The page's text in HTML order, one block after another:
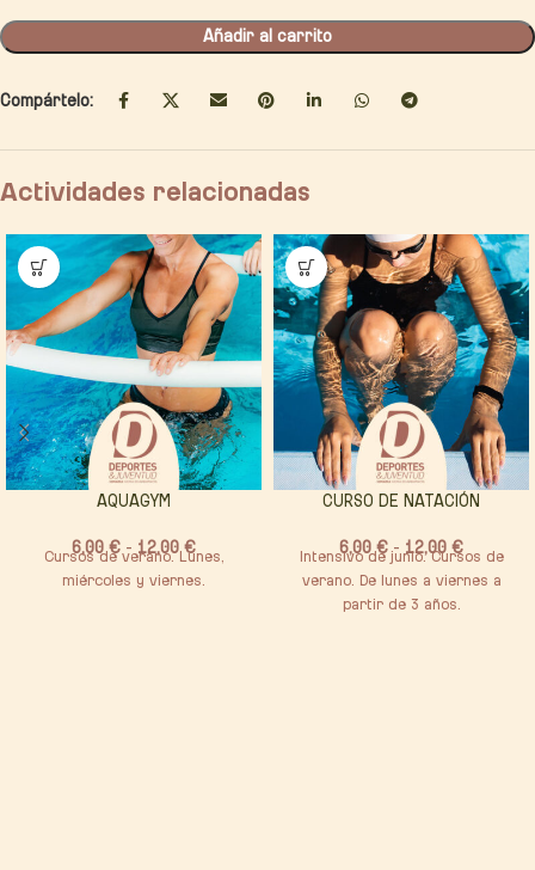
Añadir al carrito
Compártelo:
Actividades relacionadas
AQUAGYM
6,00€ - 12,00€
Cursos de verano. Lunes,
miércoles y viernes.
CURSO DE NATACIÓN
6,00€ - 12,00 €
Intensivo de junio. Cursos de
verano. De lunes a viernes a
partir de 3 años.